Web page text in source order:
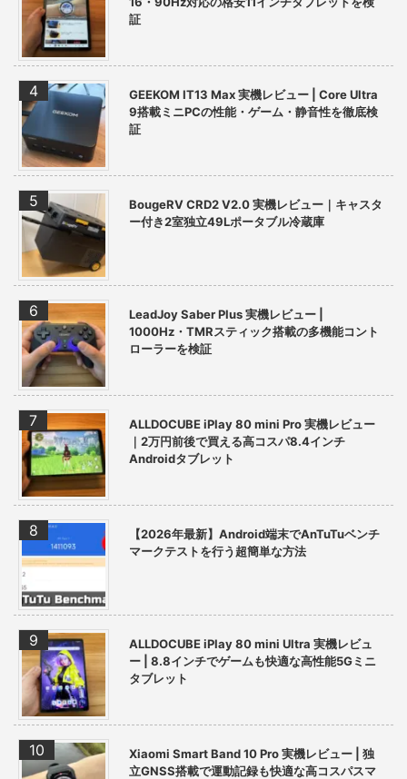
証
GEEKOM IT13 Max 実機レビュー | Core Ultra
9搭載ミニPCの性能・ゲーム・静音性を徹底検
証
BougeRV CRD2 V2.0 実機レビュー｜キャスタ
ー付き2室独立49Lポータブル冷蔵庫
LeadJoy Saber Plus 実機レビュー |
1000Hz・TMRスティック搭載の多機能コント
ローラーを検証
ALLDOCUBE iPlay 80 mini Pro 実機レビュー
｜2万円前後で買える高コスパ8.4インチ
Androidタブレット
【2026年最新】Android端末でAnTuTuベンチ
マークテストを行う超簡単な方法
ALLDOCUBE iPlay 80 mini Ultra 実機レビュ
ー | 8.8インチでゲームも快適な高性能5Gミニ
タブレット
Xiaomi Smart Band 10 Pro 実機レビュー | 独
立GNSS搭載で運動記録も快適な高コスパスマ